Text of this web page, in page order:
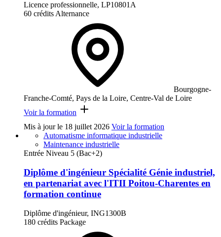
Licence professionnelle, LP10801A
60 créditsAlternance
Bourgogne-
Franche-Comté, Pays de la Loire, Centre-Val de Loire
Voir la formation
Mis à jour le 18 juillet 2026 Voir la formation
Automatisme informatique industrielle
Maintenance industrielle
Entrée Niveau 5 (Bac+2)
Diplôme d'ingénieur Spécialité Génie industriel,
en partenariat avec l'ITII Poitou-Charentes en
formation continue
Diplôme d'ingénieur, ING1300B
180 crédits Package